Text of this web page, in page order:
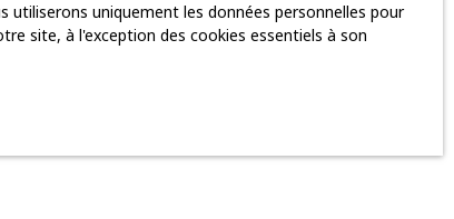
la liste d'opposition au démarchage
à Société Worldline, Service Bloctel, CS
uniquement les données personnelles pour
site, à l'exception des cookies essentiels à son